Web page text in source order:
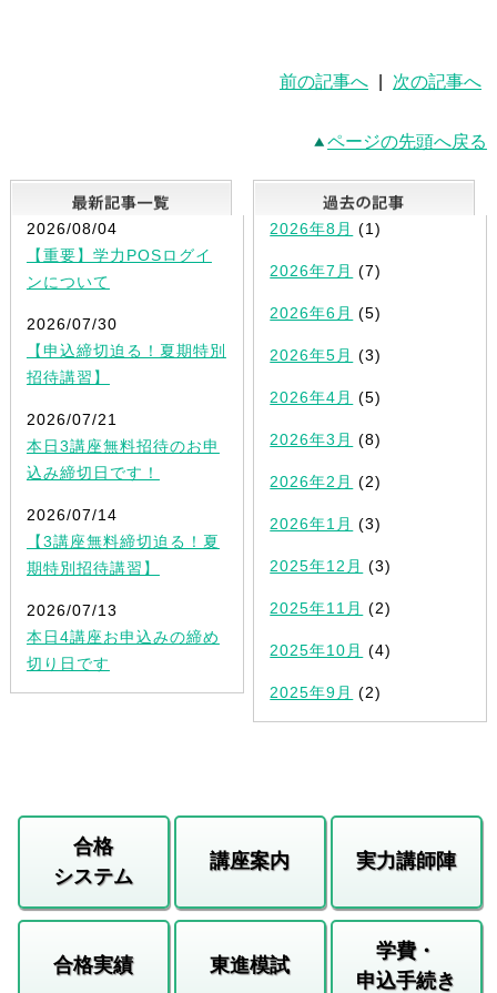
前の記事へ 次の記事へ
ページの先頭へ戻る
最新記事一覧
2026/08/04
【重要】学力POSログイ
ンについて
2026/07/30
【申込締切迫る！夏期特別
招待講習】
2026/07/21
本日3講座無料招待のお申
込み締切日です！
2026/07/14
【3講座無料締切迫る！夏
期特別招待講習】
2026/07/13
本日4講座お申込みの締め
切り日です
2026年8月 (1)
2026年7月 (7)
2026年6月 (5)
2026年5月 (3)
2026年4月 (5)
2026年3月 (8)
2026年2月 (2)
2026年1月 (3)
2025年12月 (3)
2025年11月 (2)
2025年10月 (4)
2025年9月 (2)
合格
システム
講座案内 実力講師陣
合格実績 東進模試
学費・
申込手続き